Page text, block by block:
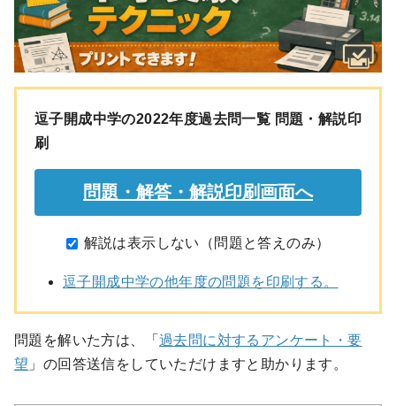
逗子開成中学の2022年度過去問一覧 問題・解説印
刷
解説は表示しない（問題と答えのみ）
逗子開成中学の他年度の問題を印刷する。
問題を解いた方は、「 過去問に対するアンケート・要
望 」の回答送信をしていただけますと助かります。